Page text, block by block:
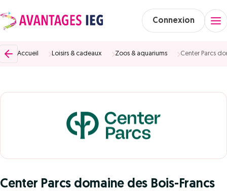
Connexion
Accueil Loisirs & cadeaux Zoos & aquariums Center Parcs
Center Parcs domaine des Bois-Francs